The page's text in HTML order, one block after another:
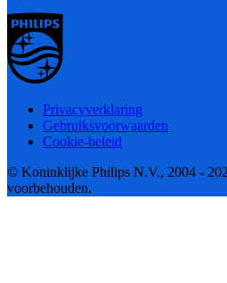
Privacyverklaring
Gebruiksvoorwaarden
Cookie-beleid
© Koninklijke Philips N.V., 2004 -
voorbehouden.